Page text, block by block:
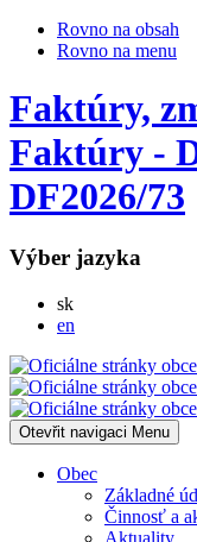
Rovno na obsah
Rovno na menu
Faktúry,
Faktúry -
DF2026/73
Výber jazyka
skSlovensky
en
Otevřit navigaci Menu
Obec
Základné
Činnosť a
Aktuality